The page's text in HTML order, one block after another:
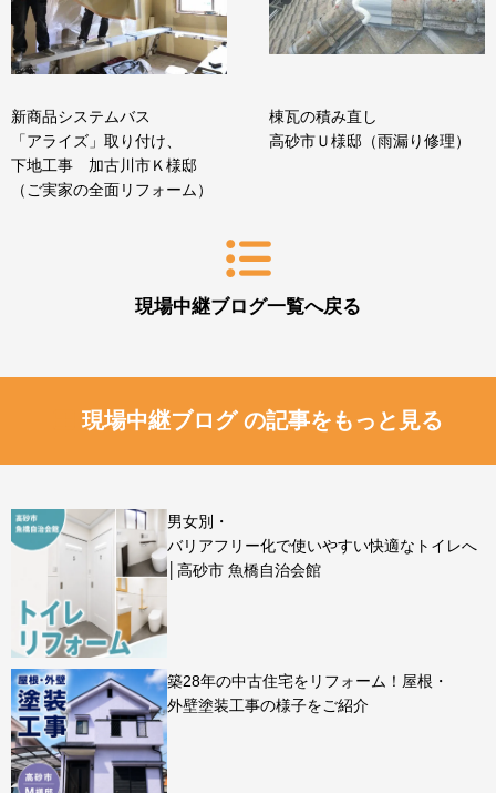
新商品システムバス
「アライズ」取り付け、
下地工事 加古川市Ｋ様邸
（ご実家の全面リフォーム）
現場中継ブログ一覧へ戻る
棟瓦の積み直し
高砂市Ｕ様邸（雨漏り修理）
現場中継ブログ の記事をもっと見る
男女別・
バリアフリー化で使いやすい快適なトイレへ
│高砂市 魚橋自治会館
築28年の中古住宅をリフォーム！屋根・
外壁塗装工事の様子をご紹介